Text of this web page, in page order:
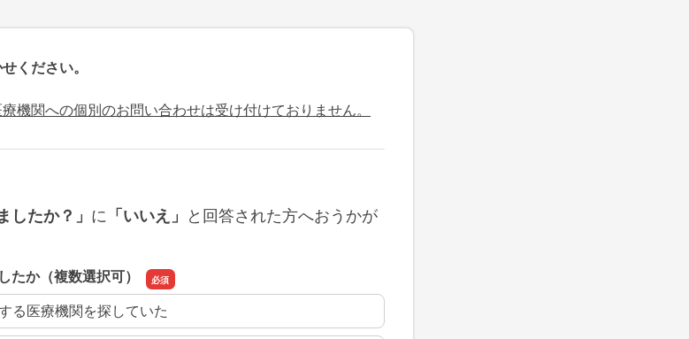
ください。
機関への個別のお問い合わせは受け付けておりません。
したか？」 に 「いいえ」 と回答された方へおうかが
たか（複数選択可）
る医療機関を探していた